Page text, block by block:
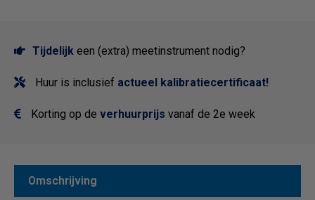
Tijdelijk een (extra) meetinstrument nodig?
Huur is inclusief actueel kalibratiecertificaat!
Korting op de verhuurprijs vanaf de 2e week
Omschrijving